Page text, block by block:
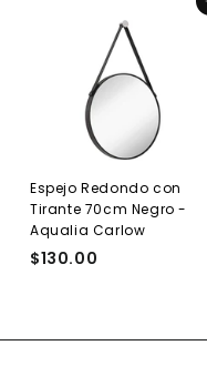
Espejo Redondo con
Tirante 70cm Negro -
Aqualia Carlow
$130.00